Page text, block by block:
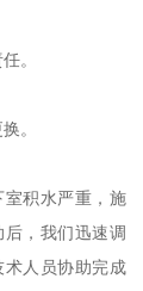
。
。
积水严重，施
，我们迅速调
人员协助完成